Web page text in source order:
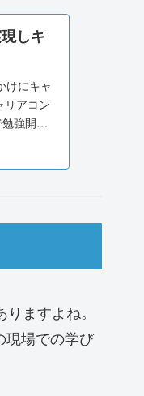
しキ
けにキャ
リアコン
強開
ますよね。
現場での学び